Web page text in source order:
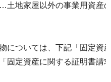
土地家屋以外の事業用資産
については、下記「固定資
固定資産に関する証明書請